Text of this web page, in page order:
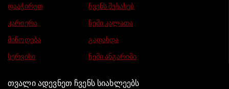
დააჭირეთ
კარიერა
მიწოდება
სერვისი
ჩვენს შესახებ
ჩემი კალათა
გადახდა
ჩემი ანგარიში
თვალი ადევნეთ ჩვენს სიახლეებს